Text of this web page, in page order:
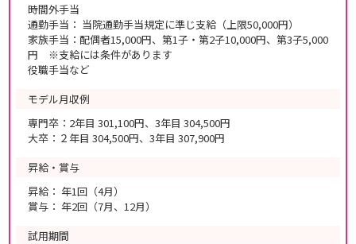
時間外手当
通勤手当： 当院通勤手当規定に準じ支給（上限50,000円）
家族手当：配偶者15,000円、第1子・第2子10,000円、第3子5,000
円 ※支給には条件があります
役職手当など
モデル月収例
専門卒：2年目 301,100円、3年目 304,500円
大卒：２年目 304,500円、3年目 307,900円
昇給・賞与
昇給： 年1回（4月）
賞与： 年2回（7月、12月）
試用期間